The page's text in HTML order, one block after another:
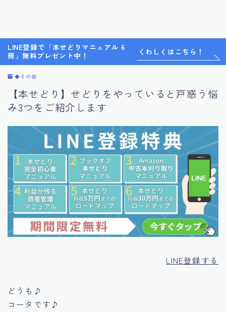
LINE登録で「本せどりマニュアル 6
冊」無料プレゼント中！
くわしくはこちら！
◆その他
【本せどり】せどりをやっていると戸惑う悩
み3つをご紹介します
LINE登録する
どうも♪
コータです♪